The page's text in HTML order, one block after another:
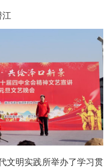
江
文明实践所举办了学习贯